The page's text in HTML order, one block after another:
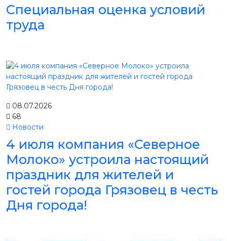
Специальная оценка условий
труда
08.07.2026
68
Новости
4 июля компания «Северное
Молоко» устроила настоящий
праздник для жителей и
гостей города Грязовец в честь
Дня города!